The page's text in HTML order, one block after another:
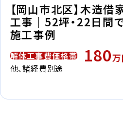
【岡山市北区】木造借
工事｜52坪・22日間
施工事例
解体工事費価格帯 180
他、諸経費別途